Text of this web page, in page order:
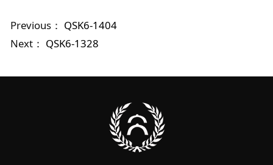
Previous： QSK6-1404
Next： QSK6-1328